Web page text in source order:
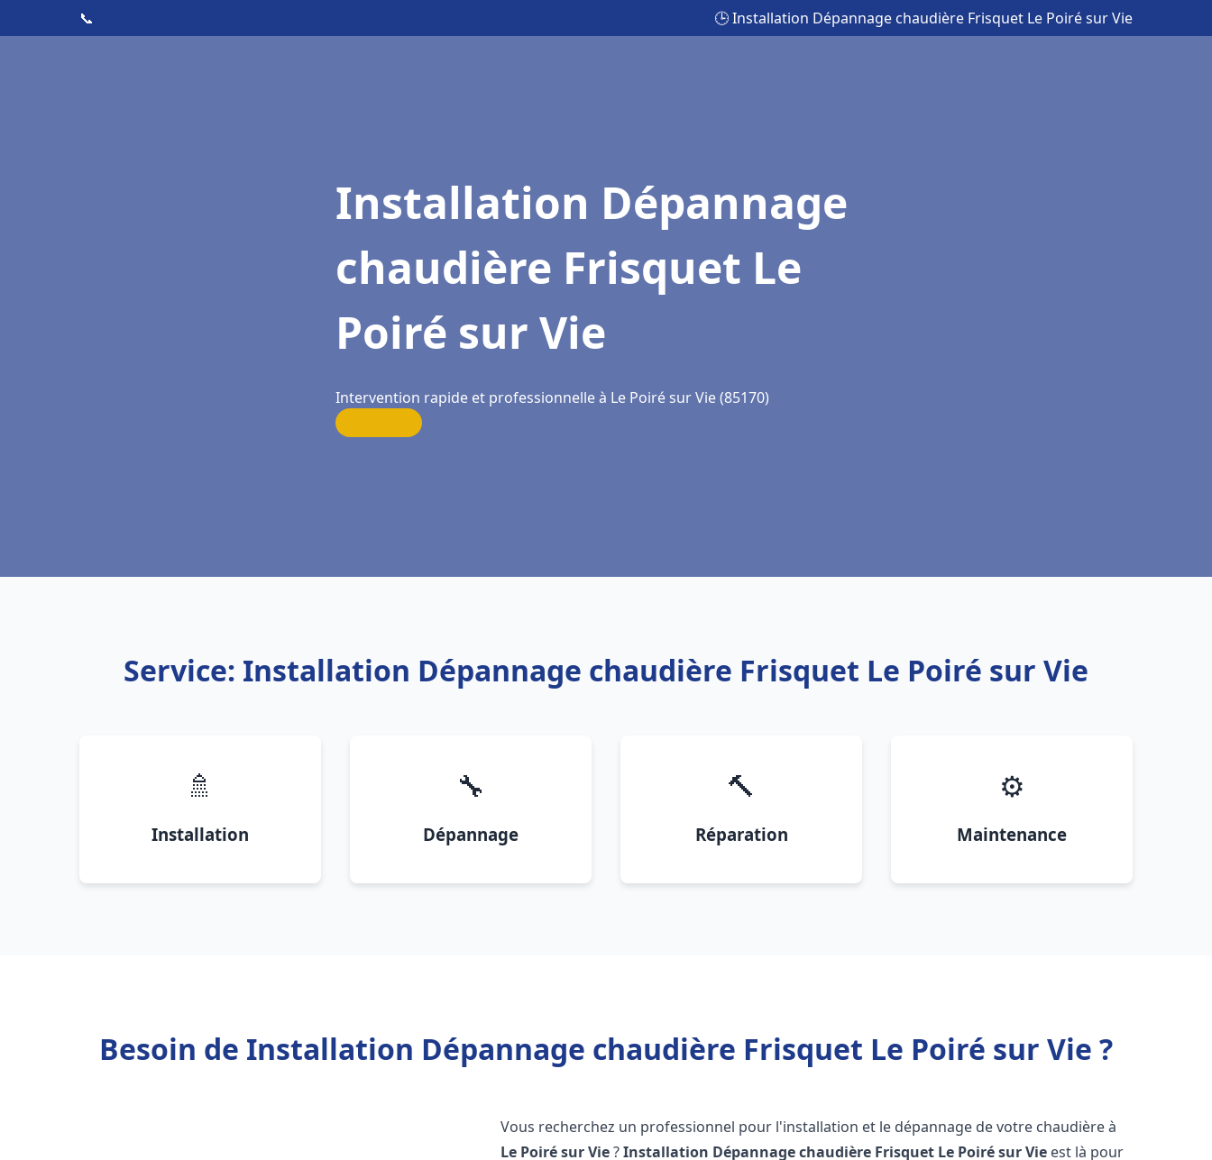
📞 🕒 Installation Dépannage chaudière Frisquet Le Poiré sur Vie
Installation Dépannage
chaudière Frisquet Le
Poiré sur Vie
Intervention rapide et professionnelle à Le Poiré sur Vie (85170)
Service: Installation Dépannage chaudière Frisquet Le Poiré sur Vie
🚿
Installation
🔧
Dépannage
🔨
Réparation
⚙️
Maintenance
Besoin de Installation Dépannage chaudière Frisquet Le Poiré sur Vie ?
Vous recherchez un professionnel pour l'installation et le dépannage de votre chaudière à
Le Poiré sur Vie?Installation Dépannage chaudière Frisquet Le Poiré sur Vie est là pour